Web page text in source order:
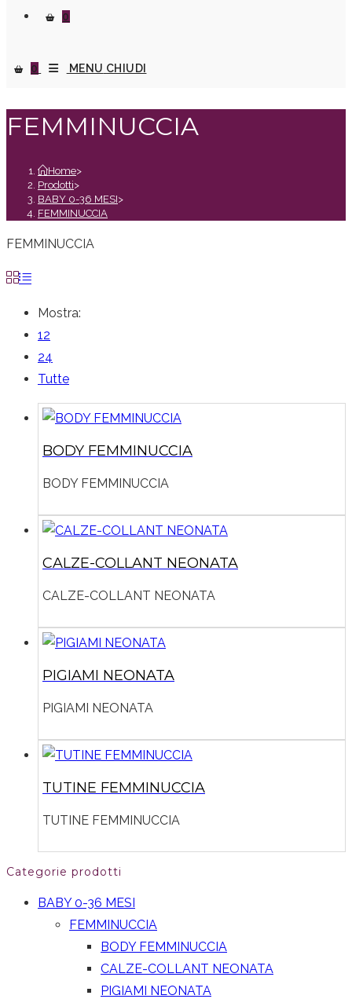
0
0 MENU CHIUDI
FEMMINUCCIA
Home>
Prodotti>
BABY 0-36 MESI>
FEMMINUCCIA
FEMMINUCCIA
Mostra:
12
24
Tutte
BODY FEMMINUCCIA
BODY FEMMINUCCIA
CALZE-COLLANT NEONATA
CALZE-COLLANT NEONATA
PIGIAMI NEONATA
PIGIAMI NEONATA
TUTINE FEMMINUCCIA
TUTINE FEMMINUCCIA
Categorie prodotti
BABY 0-36 MESI
FEMMINUCCIA
BODY FEMMINUCCIA
CALZE-COLLANT NEONATA
PIGIAMI NEONATA